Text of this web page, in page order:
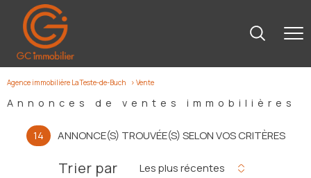
Agence immobilière La Teste-de-Buch Vente
Annonces de ventes immobilières
14 ANNONCE(S) TROUVÉE(S) SELON VOS CRITÈRES
Trier par Les plus récentes